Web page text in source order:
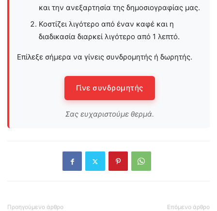
και την ανεξαρτησία της δημοσιογραφίας μας.
Κοστίζει λιγότερο από έναν καφέ και η
διαδικασία διαρκεί λιγότερο από 1 λεπτό.
Επίλεξε σήμερα να γίνεις συνδρομητής ή δωρητής.
Γίνε συνδρομητής
Σας ευχαριστούμε θερμά.
Προηγούμενο άρθρο Επόμενο άρθρο